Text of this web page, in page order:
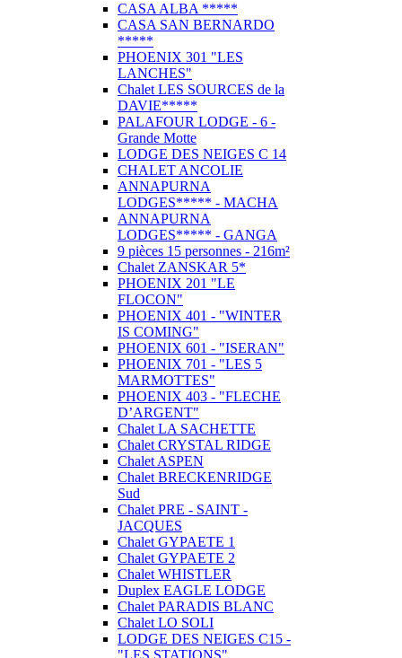
CASA ALBA *****
CASA SAN BERNARDO
*****
PHOENIX 301 "LES
LANCHES"
Chalet LES SOURCES de la
DAVIE*****
PALAFOUR LODGE - 6 -
Grande Motte
LODGE DES NEIGES C 14
CHALET ANCOLIE
ANNAPURNA
LODGES***** - MACHA
ANNAPURNA
LODGES***** - GANGA
9 pièces 15 personnes - 216m²
Chalet ZANSKAR 5*
PHOENIX 201 "LE
FLOCON"
PHOENIX 401 - "WINTER
IS COMING"
PHOENIX 601 - "ISERAN"
PHOENIX 701 - "LES 5
MARMOTTES"
PHOENIX 403 - "FLECHE
D’ARGENT"
Chalet LA SACHETTE
Chalet CRYSTAL RIDGE
Chalet ASPEN
Chalet BRECKENRIDGE
Sud
Chalet PRE - SAINT -
JACQUES
Chalet GYPAETE 1
Chalet GYPAETE 2
Chalet WHISTLER
Duplex EAGLE LODGE
Chalet PARADIS BLANC
Chalet LO SOLI
LODGE DES NEIGES C15 -
"LES STATIONS"